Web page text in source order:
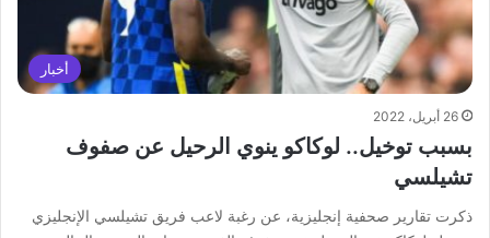
أخبار
26 أبريل، 2022
بسبب توخيل.. لوكاكو ينوي الرحيل عن صفوف
تشيلسي
ذكرت تقارير صحفية إنجليزية، عن رغبة لاعب فريق تشيلسي الإنجليزي